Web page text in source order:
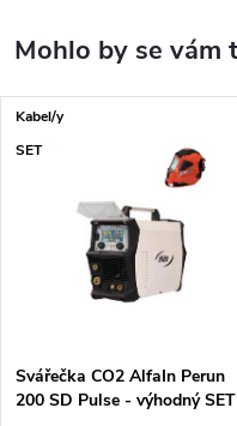
Kabel/y
SET
Svářečka CO2 AlfaIn Perun
200 SD Pulse - výhodný SET